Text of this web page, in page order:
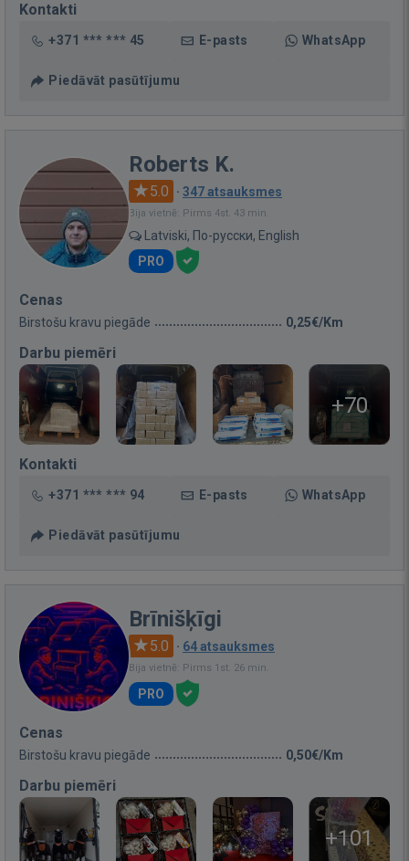
Kontakti
+371 *** *** 45 E-pasts WhatsApp
Piedāvāt pasūtījumu
Roberts K.
5.0 · 347 atsauksmes
Bija vietnē: Pirms 4st. 43 min.
Latviski, По-русски, English
PRO
Cenas
Birstošu kravu piegāde 0,25€/Km
Darbu piemēri
+70
Kontakti
+371 *** *** 94 E-pasts WhatsApp
Piedāvāt pasūtījumu
Brīnišķīgi
5.0 · 64 atsauksmes
Bija vietnē: Pirms 1st. 26 min.
PRO
Cenas
Birstošu kravu piegāde 0,50€/Km
Darbu piemēri
+101